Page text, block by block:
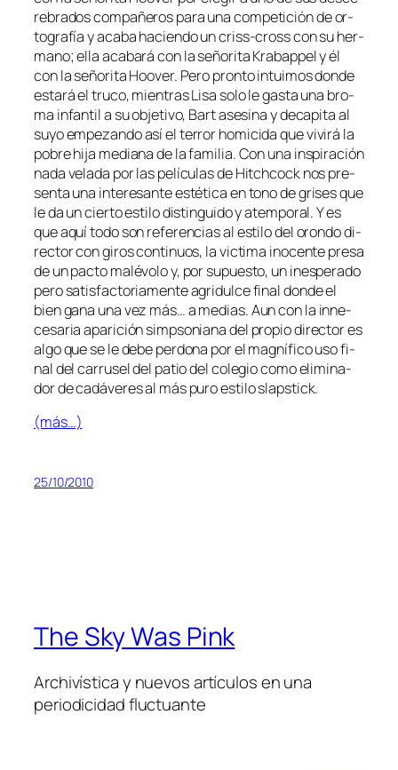
re­bra­dos com­pa­ñe­ros pa­ra una com­pe­ti­ción de or­
to­gra­fía y aca­ba ha­cien­do un criss-cross con su her­
mano; ella aca­ba­rá con la se­ño­ri­ta Krabappel y él
con la se­ño­ri­ta Hoover. Pero pron­to in­tui­mos don­de
es­ta­rá el tru­co, mien­tras Lisa so­lo le gas­ta una bro­
ma in­fan­til a su ob­je­ti­vo, Bart ase­si­na y de­ca­pi­ta al
su­yo em­pe­zan­do así el te­rror ho­mi­ci­da que vi­vi­rá la
po­bre hi­ja me­dia­na de la fa­mi­lia. Con una ins­pi­ra­ción
na­da ve­la­da por las pe­lí­cu­las de Hitchcock nos pre­
sen­ta una in­tere­san­te es­té­ti­ca en tono de gri­ses que
le da un cier­to es­ti­lo dis­tin­gui­do y atem­po­ral. Y es
que aquí to­do son re­fe­ren­cias al es­ti­lo del oron­do di­
rec­tor con gi­ros con­ti­nuos, la vic­ti­ma ino­cen­te pre­sa
de un pac­to ma­lé­vo­lo y, por su­pues­to, un ines­pe­ra­do
pe­ro sa­tis­fac­to­ria­men­te agri­dul­ce fi­nal don­de el
bien ga­na una vez más… a me­dias. Aun con la in­ne­
ce­sa­ria apa­ri­ción sim­pso­nia­na del pro­pio di­rec­tor es
al­go que se le de­be per­do­na por el mag­ní­fi­co uso fi­
nal del ca­rru­sel del pa­tio del co­le­gio co­mo eli­mi­na­
dor de ca­dá­ve­res al más pu­ro es­ti­lo slapstick.
(más…)
25/10/2010
The Sky Was Pink
Archivística y nuevos artículos en una
periodicidad fluctuante